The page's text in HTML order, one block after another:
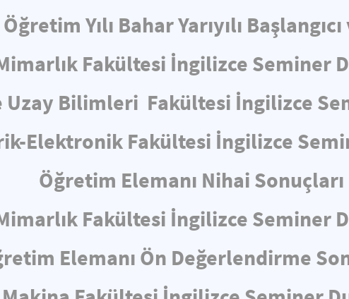
Yılı Bahar Yarıyılı
Fakültesi İngilizce Seminer
Uzay Bilimleri Fakültesi İngilizce
Elektronik Fakültesi İngilizce
Öğretim Elemanı Nihai Sonuçları
Fakültesi İngilizce Seminer
Elemanı Ön Değerlendirme